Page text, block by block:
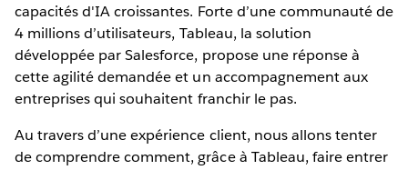
capacités d'IA croissantes. Forte d’une communauté de
4 millions d’utilisateurs, Tableau, la solution
développée par Salesforce, propose une réponse à
cette agilité demandée et un accompagnement aux
entreprises qui souhaitent franchir le pas.
Au travers d’une expérience client, nous allons tenter
de comprendre comment, grâce à Tableau, faire entrer